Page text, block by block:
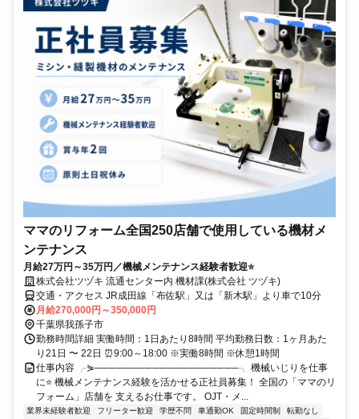
ママのリフォーム全国250店舗で使用している機材メ
ンテナンス
月給27万円～35万円／機械メンテナンス経験者歓迎⭐
株式会社ツヅキ 流通センター内 機材課(株式会社 ツヅキ)
交通・アクセス JR成田線「布佐駅」又は「新木駅」より車で10分
月給270,000円～350,000円
千葉県我孫子市
勤務時間詳細 実働時間：1日あたり8時間 平均勤務日数：1ヶ月あた
り21日 〜 22日 ⏰9:00～18:00 ※実働8時間 ※休憩1時間
仕事内容 ╭⋟────────────────────╮ 機械いじりを仕事
に⭐ 機械メンテナンス経験を活かせる正社員募集！ 全国の「ママのリ
フォーム」店舗を 支えるお仕事です。 OJT・メ...
業界未経験者歓迎 フリーター歓迎 学歴不問 車通勤OK 固定時間制
転勤なし